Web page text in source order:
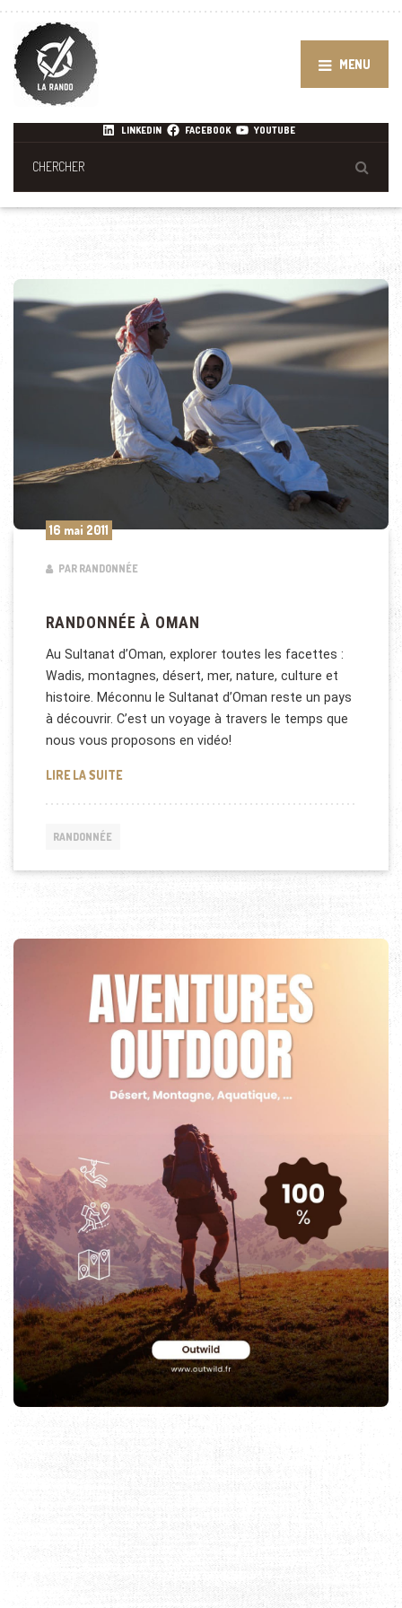
MENU
LINKEDIN FACEBOOK YOUTUBE
16 mai 2011
PAR RANDONNÉE
RANDONNÉE À OMAN
Au Sultanat d’Oman, explorer toutes les facettes :
Wadis, montagnes, désert, mer, nature, culture et
histoire. Méconnu le Sultanat d’Oman reste un pays
à découvrir. C’est un voyage à travers le temps que
nous vous proposons en vidéo!
LIRE LA SUITERANDONNÉE À OMAN
RANDONNÉE